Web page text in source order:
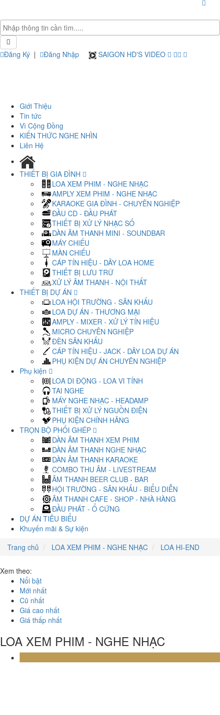
Đăng Ký | Đăng Nhập SAIGON HD'S VIDEO
Giới Thiệu
Tin tức
Vì Cộng Đồng
KIẾN THỨC NGHE NHÌN
Liên Hệ
THIẾT BỊ GIA ĐÌNH
LOA XEM PHIM - NGHE NHẠC
AMPLY XEM PHIM - NGHE NHẠC
KARAOKE GIA ĐÌNH - CHUYÊN NGHIỆP
ĐẦU CD - ĐẦU PHÁT
THIẾT BỊ XỬ LÝ NHẠC SỐ
DÀN ÂM THANH MINI - SOUNDBAR
MÁY CHIẾU
MÀN CHIẾU
CÁP TÍN HIỆU - DÂY LOA HOME
THIẾT BỊ LƯU TRỮ
XỬ LÝ ÂM THANH - NỘI THẤT
THIẾT BỊ DỰ ÁN
LOA HỘI TRƯỜNG - SÂN KHẤU
LOA DỰ ÁN - THƯƠNG MẠI
AMPLY - MIXER - XỬ LÝ TÍN HIỆU
MICRO CHUYÊN NGHIỆP
ĐÈN SÂN KHẤU
CÁP TÍN HIỆU - JACK - DÂY LOA DỰ ÁN
PHỤ KIỆN DỰ ÁN CHUYÊN NGHIỆP
Phụ kiện
LOA DI ĐỘNG - LOA VI TÍNH
TAI NGHE
MÁY NGHE NHẠC - HEADAMP
THIẾT BỊ XỬ LÝ NGUỒN ĐIỆN
PHỤ KIỆN CHÍNH HÃNG
TRỌN BỘ PHỐI GHÉP
DÀN ÂM THANH XEM PHIM
DÀN ÂM THANH NGHE NHẠC
DÀN ÂM THANH KARAOKE
COMBO THU ÂM - LIVESTREAM
ÂM THANH BEER CLUB - BAR
HỘI TRƯỜNG - SÂN KHẤU - BIỂU DIỄN
ÂM THANH CAFE - SHOP - NHÀ HÀNG
ĐẦU PHÁT - Ổ CỨNG
DỰ ÁN TIÊU BIỂU
Khuyến mãi & Sự kiện
Trang chủ
LOA XEM PHIM - NGHE NHẠC LOA HI-END
Xem theo:
Nổi bật
Mới nhất
Cũ nhất
Giá cao nhất
Giá thấp nhất
LOA XEM PHIM - NGHE NHẠC